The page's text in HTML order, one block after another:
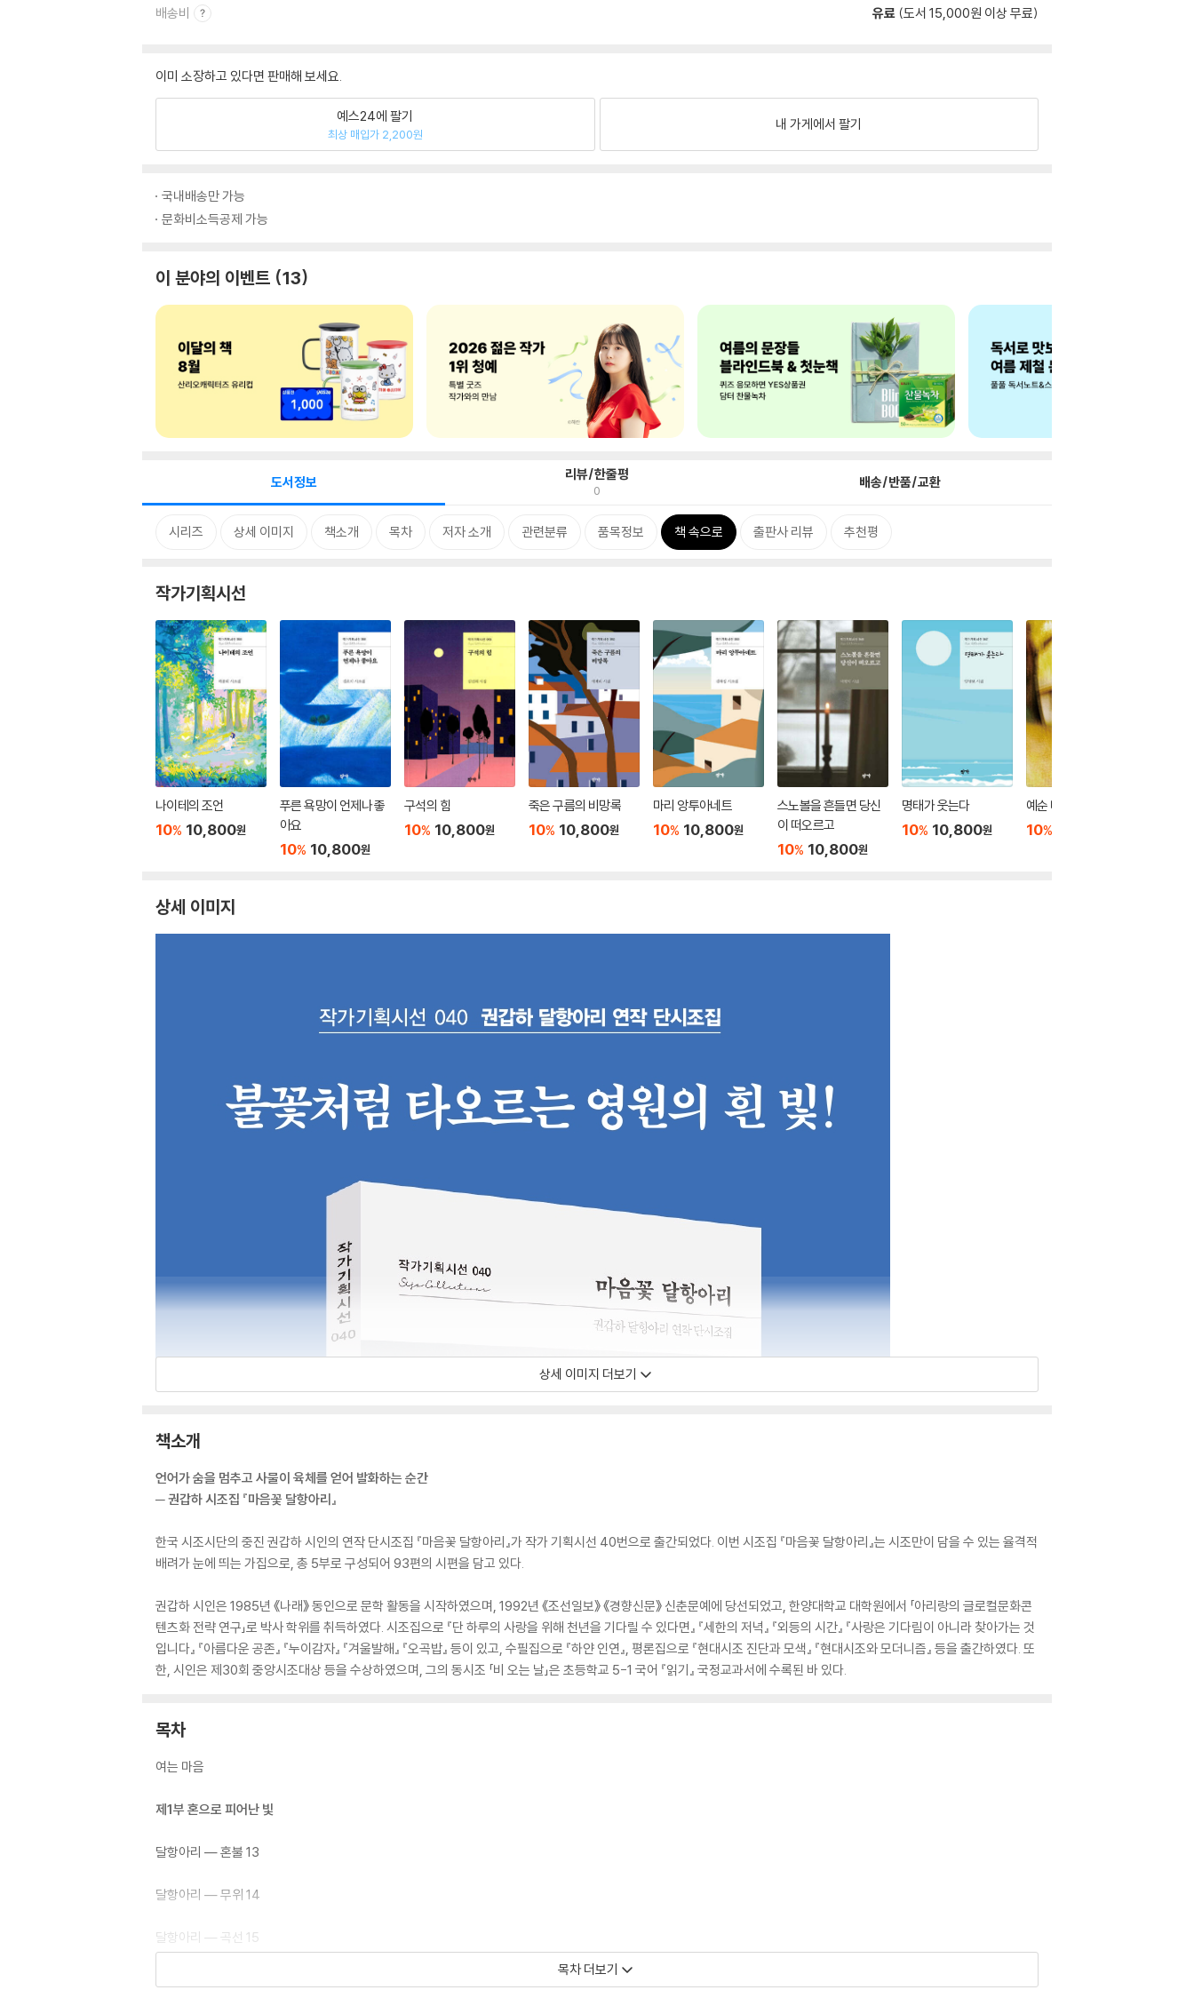
배송비 유료 (도서 15,000원 이상 무료)
이미 소장하고 있다면 판매해 보세요.
예스24에 팔기
최상 매입가 2,200원
내 가게에서 팔기
국내배송만 가능
문화비소득공제 가능
이 분야의 이벤트 13
도서정보 리뷰/한줄평
0 배송/반품/교환
시리즈 상세 이미지 책소개 목차 저자 소개 관련분류 품목정보 책 속으로 출판사 리뷰 추천평
작가기획시선
나이테의 조언
10% 10,800원
푸른 욕망이 언제나 좋
아요
10% 10,800원
구석의 힘
10% 10,800원
죽은 구름의 비망록
10% 10,800원
마리 앙투아네트
10% 10,800원
스노볼을 흔들면 당신
이 떠오르고
10% 10,800원
명태가 웃는다
10% 10,800원
예순 마을을 지나며
10%
상세 이미지
상세 이미지 더보기
책소개
언어가 숨을 멈추고 사물이 육체를 얻어 발화하는 순간
─ 권갑하 시조집 『마음꽃 달항아리』
한국 시조시단의 중진 권갑하 시인의 연작 단시조집 『마음꽃 달항아리』가 작가 기획시선 40번으로 출간되었다. 이번 시조집 『마음꽃 달항아리』는 시조만이 담을 수 있는 율격적
배려가 눈에 띄는 가집으로, 총 5부로 구성되어 93편의 시편을 담고 있다.
권갑하 시인은 1985년 《나래》 동인으로 문학 활동을 시작하였으며, 1992년 《조선일보》 《경향신문》 신춘문예에 당선되었고, 한양대학교 대학원에서 「아리랑의 글로컬문화콘
텐츠화 전략 연구」로 박사 학위를 취득하였다. 시조집으로 『단 하루의 사랑을 위해 천년을 기다릴 수 있다면』 『세한의 저녁』 『외등의 시간』 『사랑은 기다림이 아니라 찾아가는 것
입니다』 『아름다운 공존』 『누이감자』 『겨울발해』 『오곡밥』 등이 있고, 수필집으로 『하얀 인연』, 평론집으로 『현대시조 진단과 모색』 『현대시조와 모더니즘』 등을 출간하였다. 또
한, 시인은 제30회 중앙시조대상 등을 수상하였으며, 그의 동시조 「비 오는 날」은 초등학교 5-1 국어 『읽기』 국정교과서에 수록된 바 있다.
목차
여는 마음
제1부 혼으로 피어난 빛
달항아리 — 혼불 13
달항아리 — 무위 14
달항아리 — 곡선 15
목차 더보기